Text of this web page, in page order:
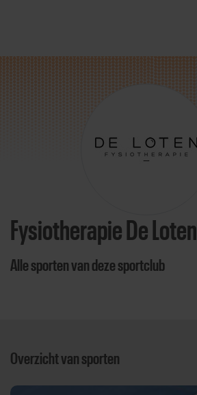
Fysiotherapie De Loten
Alle sporten van deze sportclub
Overzicht van sporten